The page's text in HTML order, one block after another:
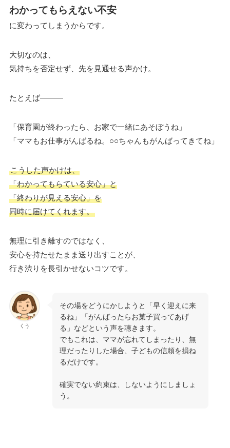
わかってもらえない不安
に変わってしまうからです。
大切なのは、
気持ちを否定せず、先を見通せる声かけ。
たとえば———
「保育園が終わったら、お家で一緒にあそぼうね」
「ママもお仕事がんばるね。○○ちゃんもがんばってきてね」
こうした声かけは、
「わかってもらている安心」と
「終わりが見える安心」を
同時に届けてくれます。
無理に引き離すのではなく、
安心を持たせたまま送り出すことが、
行き渋りを長引かせないコツです。
くう
その場をどうにかしようと「早く迎えに来
るね」「がんばったらお菓子買ってあげ
る」などという声を聴きます。
でもこれは、ママが忘れてしまったり、無
理だったりした場合、子どもの信頼を損ね
るだけです。
確実でない約束は、しないようにしましょ
う。